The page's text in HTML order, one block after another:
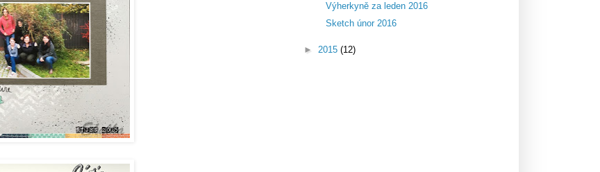
Výherkyně za leden 2016
Sketch únor 2016
► 2015 (12)